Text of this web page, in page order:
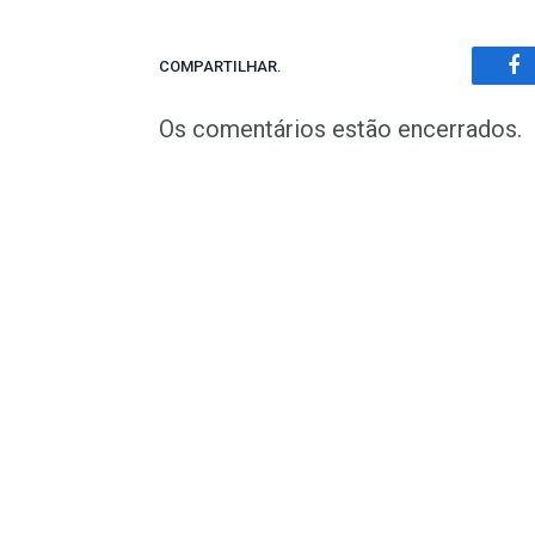
COMPARTILHAR.
Os comentários estão encerrados.